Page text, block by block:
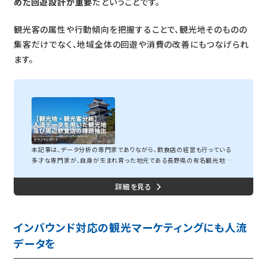
観光客の属性や行動傾向を把握することで、観光地そのものの
集客だけでなく、地域全体の回遊や消費の改善にもつなげられ
ます。
【観光地・観光客分析】人流データを用いた観光地及び周辺飲食店の課題抽出
本記事は、データ分析の専門家でありながら、飲食店の経営も行っている
多才な専門家が、自身が生まれ育った地元である長野県の有名観光地で
分析のレポートをまとめた記事になります。「観光地における集客には何
が必要なのか？」についての分析結果をわかりやすく記事にまとめ、解説し
持続可能な観光誘致を促進するため...
インバウンド対応の観光マーケティングにも人流
データを